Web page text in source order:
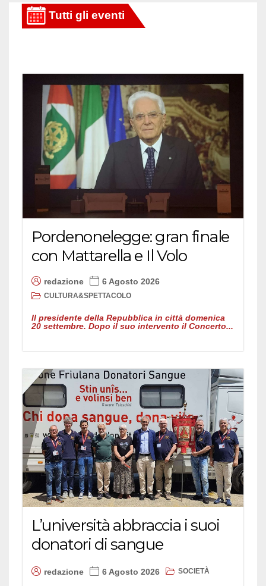
articoli
Pordenonelegge: gran finale
con Mattarella e Il Volo
redazione 6 Agosto 2026
CULTURA&SPETTACOLO
Il presidente della Repubblica in città domenica
20 settembre. Dopo il suo intervento il Concerto...
L’università abbraccia i suoi
donatori di sangue
redazione 6 Agosto 2026 SOCIETÀ